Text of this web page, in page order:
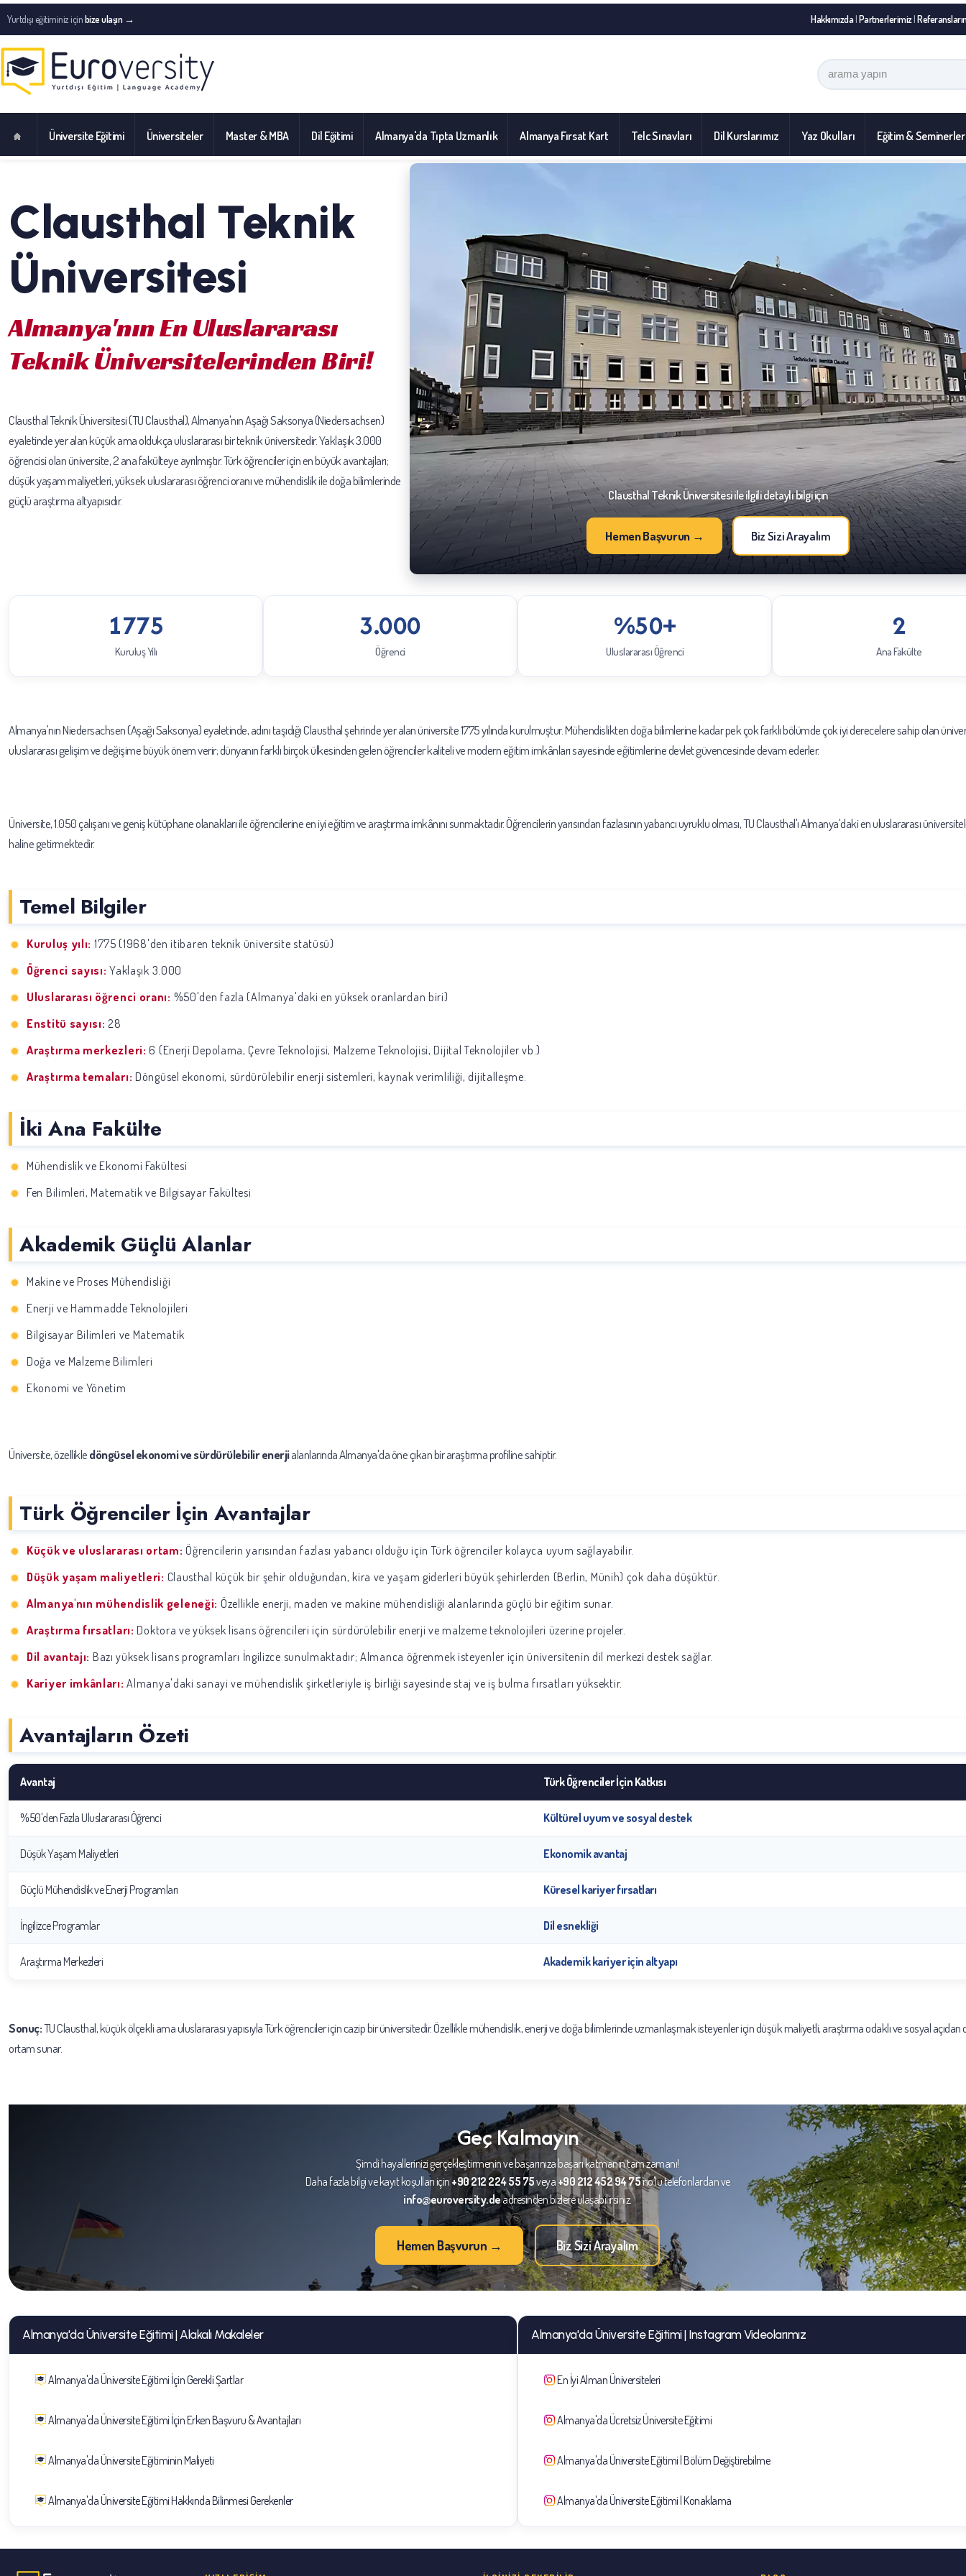
Yurtdışı eğitiminiz içinbize ulaşın → Hakkımızda|Partnerlerimiz|
Üniversite Eğitimi Üniversiteler Master & MBA Dil Eğitimi Almanya'da Tıpta Uzmanlık Almanya Fırsat Kart Telc Sınavları Dil Kurslarımız Yaz Okulları Eğitim &
Clausthal Teknik
Üniversitesi
Almanya'nın En Uluslararası
Teknik Üniversitelerinden Biri!
Clausthal Teknik Üniversitesi (TU Clausthal), Almanya'nın Aşağı Saksonya (Niedersachsen)
eyaletinde yer alan küçük ama oldukça uluslararası bir teknik üniversitedir. Yaklaşık 3.000
öğrencisi olan üniversite, 2 ana fakülteye ayrılmıştır. Türk öğrenciler için en büyük avantajları;
düşük yaşam maliyetleri, yüksek uluslararası öğrenci oranı ve mühendislik ile doğa bilimlerinde
güçlü araştırma altyapısıdır.
Clausthal Teknik Üniversitesi ile ilgili detaylı bilgi için
Hemen Başvurun → Biz Sizi Arayalım
1775
Kuruluş Yılı
3.000
Öğrenci
%50+
Uluslararası Öğrenci
2
Ana Fakülte
Almanya'nın Niedersachsen (Aşağı Saksonya) eyaletinde, adını taşıdığı Clausthal şehrinde yer alan üniversite 1775 yılında kurulmuştur. Mühendislikten doğa bilimlerine kadar pek çok farklı bölümde çok iyi derecelere sahip olan
uluslararası gelişim ve değişime büyük önem verir; dünyanın farklı birçok ülkesinden gelen öğrenciler kaliteli ve modern eğitim imkânları sayesinde eğitimlerine devlet güvencesinde devam ederler.
Üniversite, 1.050 çalışanı ve geniş kütüphane olanakları ile öğrencilerine en iyi eğitim ve araştırma imkânını sunmaktadır. Öğrencilerin yarısından fazlasının yabancı uyruklu olması, TU Clausthal'ı Almanya'daki en uluslararası
haline getirmektedir.
Temel Bilgiler
Kuruluş yılı: 1775 (1968'den itibaren teknik üniversite statüsü)
Öğrenci sayısı: Yaklaşık 3.000
Uluslararası öğrenci oranı: %50'den fazla (Almanya'daki en yüksek oranlardan biri)
Enstitü sayısı: 28
Araştırma merkezleri: 6 (Enerji Depolama, Çevre Teknolojisi, Malzeme Teknolojisi, Dijital Teknolojiler vb.)
Araştırma temaları: Döngüsel ekonomi, sürdürülebilir enerji sistemleri, kaynak verimliliği, dijitalleşme.
İki Ana Fakülte
Mühendislik ve Ekonomi Fakültesi
Fen Bilimleri, Matematik ve Bilgisayar Fakültesi
Akademik Güçlü Alanlar
Makine ve Proses Mühendisliği
Enerji ve Hammadde Teknolojileri
Bilgisayar Bilimleri ve Matematik
Doğa ve Malzeme Bilimleri
Ekonomi ve Yönetim
Üniversite, özellikledöngüsel ekonomi ve sürdürülebilir enerjialanlarında Almanya'da öne çıkan bir araştırma profiline sahiptir.
Türk Öğrenciler İçin Avantajlar
Küçük ve uluslararası ortam: Öğrencilerin yarısından fazlası yabancı olduğu için Türk öğrenciler kolayca uyum sağlayabilir.
Düşük yaşam maliyetleri: Clausthal küçük bir şehir olduğundan, kira ve yaşam giderleri büyük şehirlerden (Berlin, Münih) çok daha düşüktür.
Almanya'nın mühendislik geleneği: Özellikle enerji, maden ve makine mühendisliği alanlarında güçlü bir eğitim sunar.
Araştırma fırsatları: Doktora ve yüksek lisans öğrencileri için sürdürülebilir enerji ve malzeme teknolojileri üzerine projeler.
Dil avantajı: Bazı yüksek lisans programları İngilizce sunulmaktadır; Almanca öğrenmek isteyenler için üniversitenin dil merkezi destek sağlar.
Kariyer imkânları: Almanya'daki sanayi ve mühendislik şirketleriyle iş birliği sayesinde staj ve iş bulma fırsatları yüksektir.
Avantajların Özeti
Avantaj Türk Öğrenciler İçin Katkısı
%50'den Fazla Uluslararası Öğrenci Kültürel uyum ve sosyal destek
Düşük Yaşam Maliyetleri Ekonomik avantaj
Güçlü Mühendislik ve Enerji Programları Küresel kariyer fırsatları
İngilizce Programlar Dil esnekliği
Araştırma Merkezleri Akademik kariyer için altyapı
Sonuç:TU Clausthal, küçük ölçekli ama uluslararası yapısıyla Türk öğrenciler için cazip bir üniversitedir. Özellikle mühendislik, enerji ve doğa bilimlerinde uzmanlaşmak isteyenler için düşük maliyetli, araştırma odaklı ve sosyal açıdan
ortam sunar.
Geç Kalmayın
Şimdi hayallerinizi gerçekleştirmenin ve başarınıza başarı katmanın tam zamanı!
Daha fazla bilgi ve kayıt koşulları için +90 212 224 55 75veya+90 212 452 94 75no'lu telefonlardan ve
info@euroversity.deadresinden bizlere ulaşabilirsiniz.
Hemen Başvurun → Biz Sizi Arayalım
Almanya'da Üniversite Eğitimi | Alakalı Makaleler
Almanya'da Üniversite Eğitimi İçin Gerekli Şartlar
Almanya'da Üniversite Eğitimi İçin Erken Başvuru & Avantajları
Almanya'da Üniversite Eğitiminin Maliyeti
Almanya'da Üniversite Eğitimi Hakkında Bilinmesi Gerekenler
Almanya'da Üniversite Eğitimi | Instagram Videolarımız
En İyi Alman Üniversiteleri
Almanya'da Ücretsiz Üniversite Eğitimi
Almanya'da Üniversite Eğitimi | Bölüm Değiştirebilme
Almanya'da Üniversite Eğitimi | Konaklama